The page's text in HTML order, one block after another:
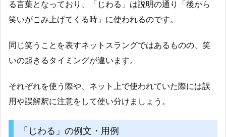
る言葉となっており、「じわる」は説明の通り「後から
笑いがこみ上げてくる時」に使われるのです。
同じ笑うことを表すネットスラングではあるものの、笑
いの起きるタイミングが違います。
それぞれを使う際や、ネット上で使われていた際には誤
用や誤解釈に注意をして使い分けましょう。
「じわる」の例文・用例